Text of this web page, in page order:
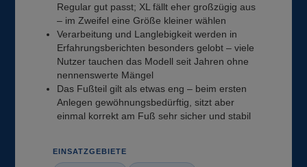
Regular gut passt; XL fällt eher großzügig aus
– im Zweifel eine Größe kleiner wählen
Verarbeitung und Langlebigkeit werden in
Erfahrungsberichten besonders gelobt – viele
Nutzer tauchen das Modell seit Jahren ohne
nennenswerte Mängel
Das Fußteil gilt als etwas eng – beim ersten
Anlegen gewöhnungsbedürftig, sitzt aber
einmal korrekt am Fuß sehr sicher und stabil
EINSATZGEBIETE